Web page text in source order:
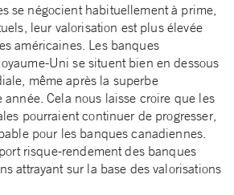
se négocient habituellement à prime,
leur valorisation est plus élevée
américaines. Les banques
Uni se situent bien en dessous
même après la superbe
année. Cela nous laisse croire que les
pourraient continuer de progresser,
pour les banques canadiennes.
risque-rendement des banques
attrayant sur la base des valorisations